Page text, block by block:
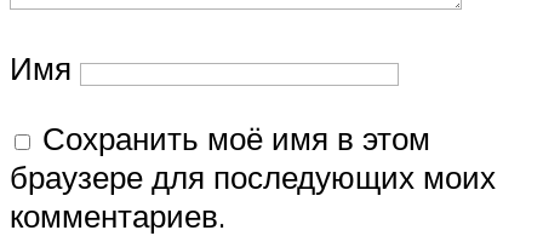
Имя
Сохранить моё имя в этом
браузере для последующих моих
комментариев.